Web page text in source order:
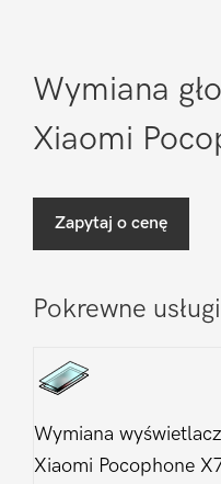
Wymiana
Xiaomi
Zapytaj o cenę
Pokrewne usługi
Wymiana
Xiaomi Pocophone